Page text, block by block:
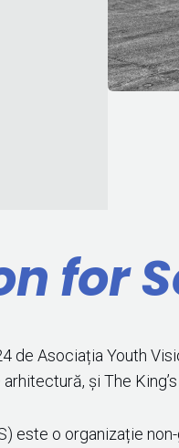
for
de Asociația Youth
și The King’s
este o organizație